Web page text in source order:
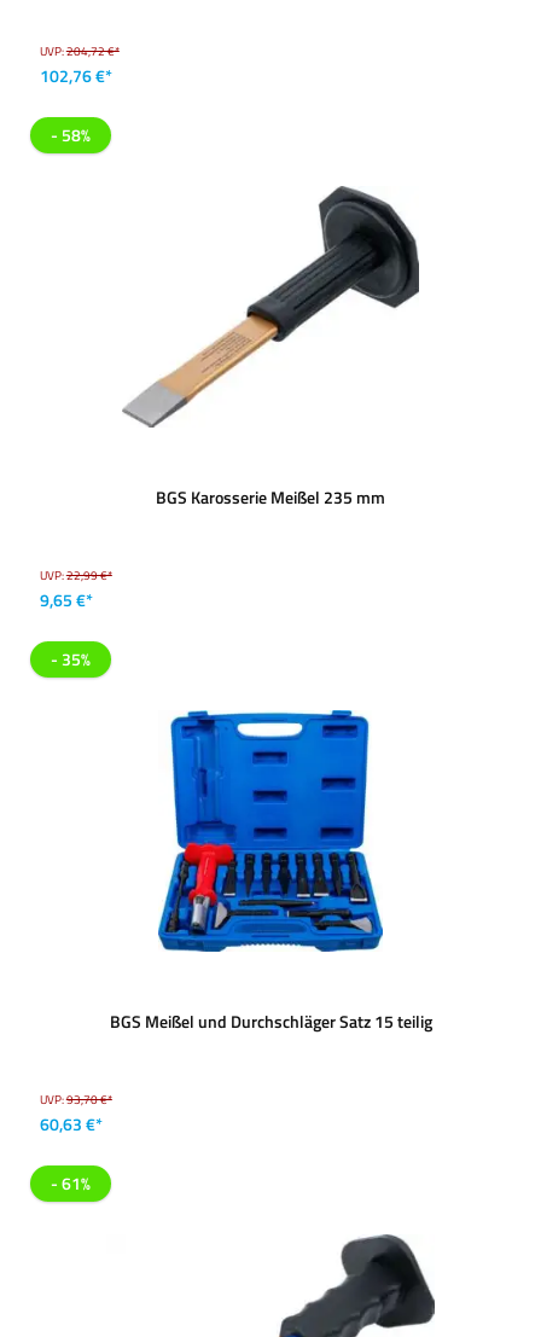
UVP:204,72 €*
102,76 €*
- 58%
BGS Karosserie Meißel 235 mm
UVP:22,99 €*
9,65 €*
- 35%
BGS Meißel und Durchschläger Satz 15 teilig
UVP:93,70 €*
60,63 €*
- 61%